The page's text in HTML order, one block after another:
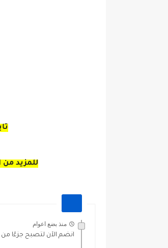
للمزيد من
منذ بضع اعوام
انضم الآن لتصبح جزءًا من